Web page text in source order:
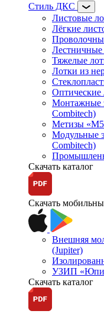
Стиль ДКС
Листовые
Лёгкие
Лестничные
Тяжелые
Лотки из
Оптические
Монтажные
Combitech)
Метизы
Модульные
Combitech)
Скачать каталог
Скачать
Внешняя
(Jupiter)
УЗИП
Скачать каталог